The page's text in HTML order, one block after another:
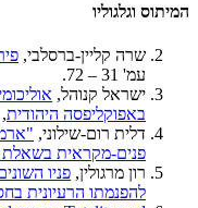
המיתוס וגלגוליו
שרה קליין-ברסלבי,
עמ' 31 – 72.
ישראל קנוהל,
באפוקליפסה היהודית,
דלית רום-שילוני,
פנים-מקראית
רון מרגולין, פניו
להפנמתו הרעיונית